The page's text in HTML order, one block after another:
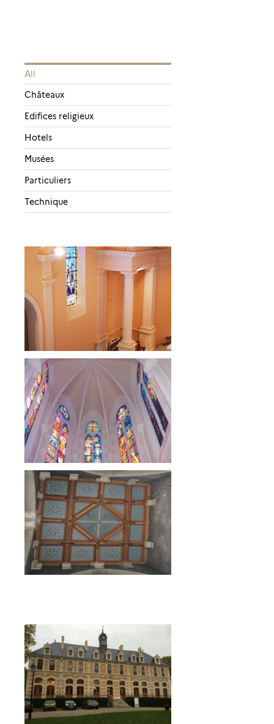
All
Châteaux
Edifices religieux
Hotels
Musées
Particuliers
Technique
Notre-Dame des Armées –
Versailles
Eglise St-Lubin de
Rambouillet